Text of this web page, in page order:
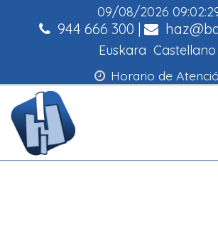
09/08/2026
944 666 300 |
Euskara Castellano
Horario de